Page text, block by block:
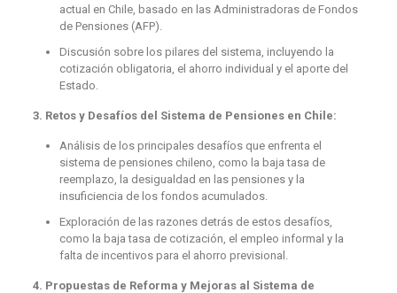
actual en Chile, basado en las Administradoras de Fondos
de Pensiones (AFP).
Discusión sobre los pilares del sistema, incluyendo la
cotización obligatoria, el ahorro individual y el aporte del
Estado.
3. Retos y Desafíos del Sistema de Pensiones en Chile:
Análisis de los principales desafíos que enfrenta el
sistema de pensiones chileno, como la baja tasa de
reemplazo, la desigualdad en las pensiones y la
insuficiencia de los fondos acumulados.
Exploración de las razones detrás de estos desafíos,
como la baja tasa de cotización, el empleo informal y la
falta de incentivos para el ahorro previsional.
4. Propuestas de Reforma y Mejoras al Sistema de